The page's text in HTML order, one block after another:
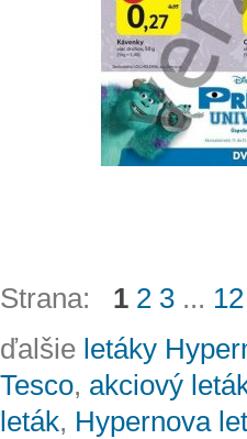
Strana: 1 2 3 ... 12
ďalšie letáky
Tesco, akciový
leták, Hypernova